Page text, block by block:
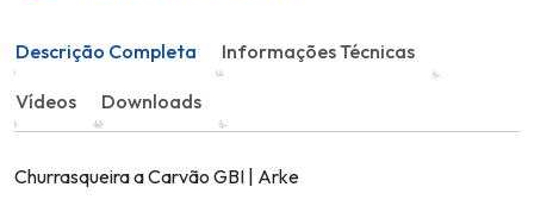
Descrição Completa Informações Técnicas
Vídeos Downloads
Churrasqueira a Carvão GBI | Arke